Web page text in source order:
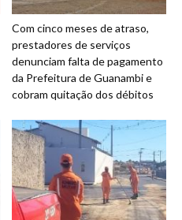
Com cinco meses de atraso,
prestadores de serviços
denunciam falta de pagamento
da Prefeitura de Guanambi e
cobram quitação dos débitos